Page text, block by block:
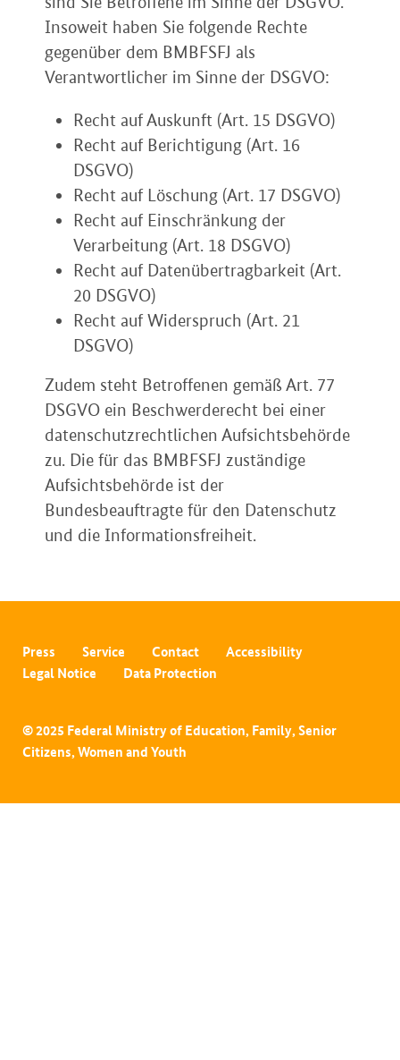
Insoweit haben Sie folgende Rechte
gegenüber dem BMBFSFJ als
Verantwortlicher im Sinne der DSGVO:
Recht auf Auskunft (Art. 15 DSGVO)
Recht auf Berichtigung (Art. 16
DSGVO)
Recht auf Löschung (Art. 17 DSGVO)
Recht auf Einschränkung der
Verarbeitung (Art. 18 DSGVO)
Recht auf Datenübertragbarkeit (Art.
20 DSGVO)
Recht auf Widerspruch (Art. 21
DSGVO)
Zudem steht Betroffenen gemäß Art. 77
DSGVO ein Beschwerderecht bei einer
datenschutzrechtlichen Aufsichtsbehörde
zu. Die für das BMBFSFJ zuständige
Aufsichtsbehörde ist der
Bundesbeauftragte für den Datenschutz
und die Informationsfreiheit.
Press Service Contact
Accessibility
Legal Notice
Data Protection
© 2025 Federal Ministry of Education, Family, Senior
Citizens, Women and Youth